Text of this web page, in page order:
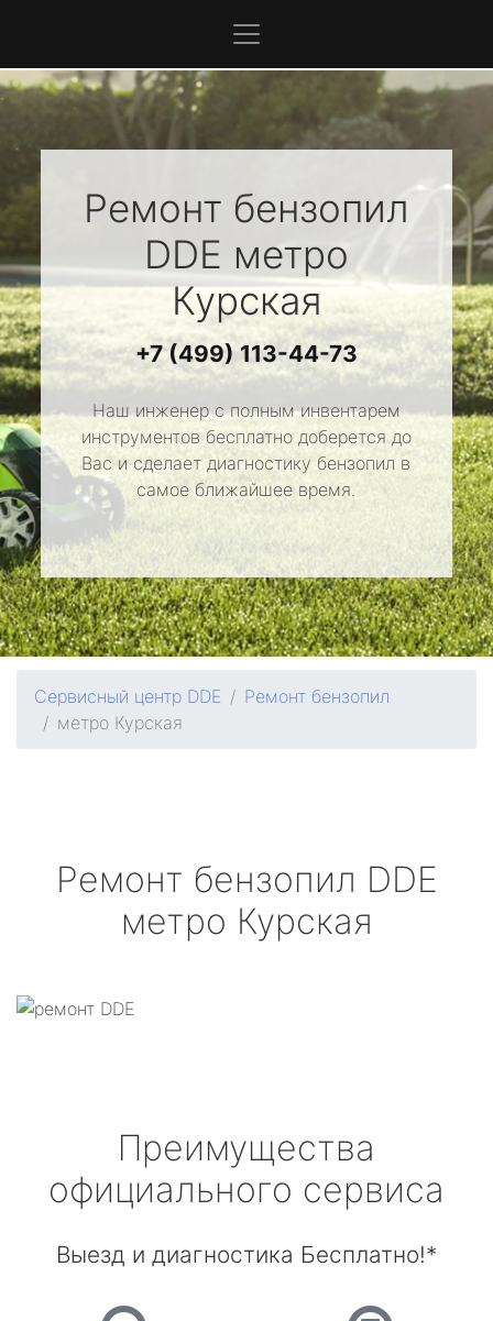
Ремонт бензопил
DDE метро
Курская
+7 (499) 113-44-73
Наш инженер с полным инвентарем
инструментов бесплатно доберется до
Вас и сделает диагностику бензопил в
самое ближайшее время.
Сервисный центр DDE
Ремонт бензопил
метро Курская
Ремонт бензопил DDE
метро Курская
Преимущества
официального сервиса
Выезд и диагностика Бесплатно!*